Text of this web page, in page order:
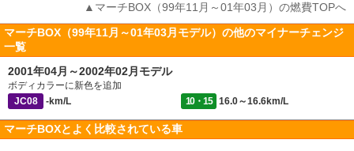
▲マーチBOX（99年11月～01年03月）の燃費TOPへ
マーチBOX（99年11月～01年03月モデル）の他のマイナーチェンジ
一覧
2001年04月～2002年02月モデル
ボディカラーに新色を追加
JC08
-km/L 10・15 16.0～16.6km/L
マーチBOXとよく比較されている車